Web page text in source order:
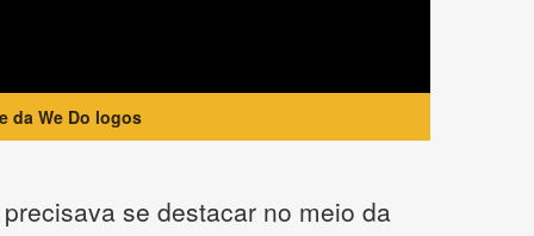
da We Do logos
se destacar no meio da